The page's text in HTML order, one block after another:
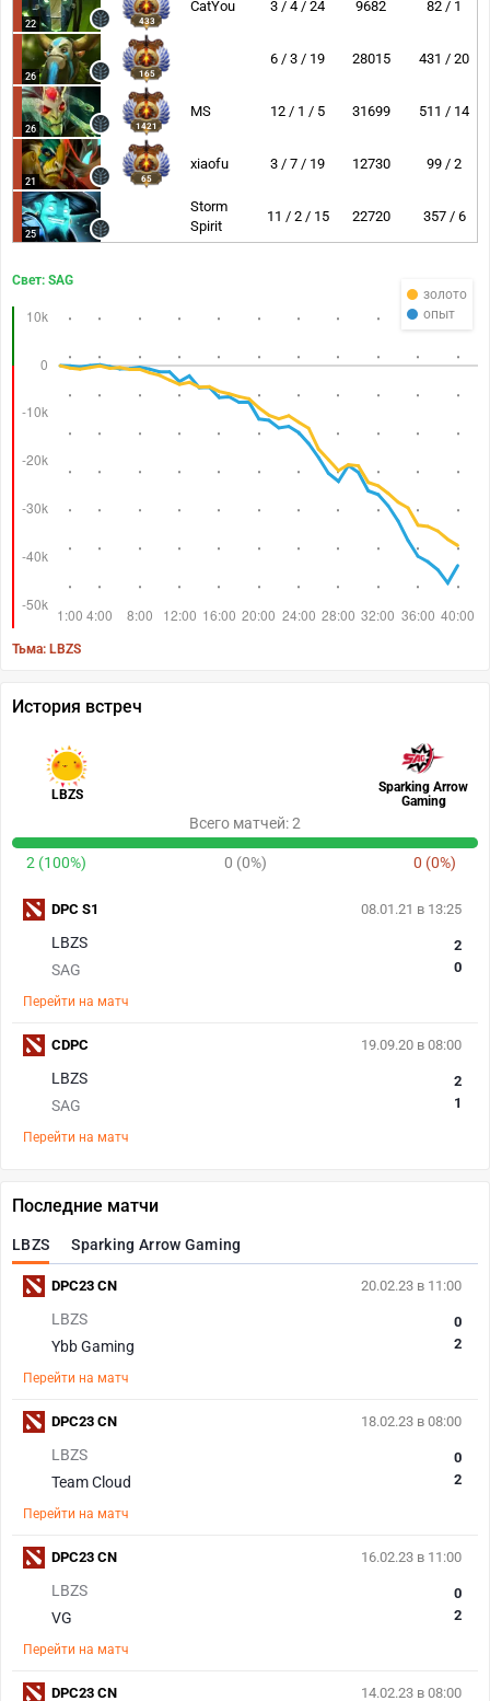
22 433
CatYou 3 / 4 / 24 9682 82 / 1
26 165
6 / 3 / 19 28015 431 / 20
26 1421
MS 12 / 1 / 5 31699 511 / 14
21 65
xiaofu 3 / 7 / 19 12730 99 / 2
25
Storm
Spirit
11 / 2 / 15 22720 357 / 6
золото
опыт
Свет: SAG
Тьма: LBZS
История встреч
LBZS
Sparking Arrow
Gaming
Всего матчей: 2
2 (100%) 0 (0%) 0 (0%)
08.01.21 в 13:25
LBZS
SAG
2
0
Перейти на матч
DPC S1
19.09.20 в 08:00
LBZS
SAG
2
1
Перейти на матч
CDPC
Последние матчи
LBZS Sparking Arrow Gaming
20.02.23 в 11:00
LBZS
Ybb Gaming
0
2
Перейти на матч
DPC23 CN
18.02.23 в 08:00
LBZS
Team Cloud
0
2
Перейти на матч
DPC23 CN
16.02.23 в 11:00
LBZS
VG
0
2
Перейти на матч
DPC23 CN
14.02.23 в 08:00
DPC23 CN